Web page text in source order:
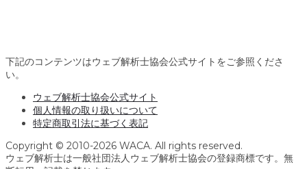
下記のコンテンツはウェブ解析士協会公式サイトをご参照くださ
い。
ウェブ解析士協会公式サイト
個人情報の取り扱いについて
特定商取引法に基づく表記
Copyright © 2010-2026 WACA. All rights reserved.
ウェブ解析士は一般社団法人ウェブ解析士協会の登録商標です。無